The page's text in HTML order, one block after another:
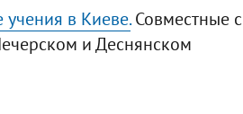
учения в Киеве.Совместные с
и Деснянском